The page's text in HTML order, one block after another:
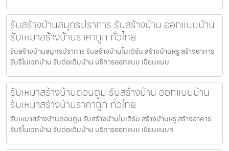
รับสร้างบ้านสมุทรปราการ รับสร้างบ้าน ออกแบบบ้าน
รับเหมาสร้างบ้านราคาถูก ทั่วไทย
รับสร้างบ้านสมุทรปราการ รับสร้างบ้านโมเดิร์น สร้างบ้านหรู สร้างอาคาร
รับรีโนเวทบ้าน รับต่อเติมบ้าน บริการออกแบบ เขียนแบบ
รับเหมาสร้างบ้านดอนตูม รับสร้างบ้าน ออกแบบบ้าน
รับเหมาสร้างบ้านราคาถูก ทั่วไทย
รับเหมาสร้างบ้านดอนตูม รับสร้างบ้านโมเดิร์น สร้างบ้านหรู สร้างอาคาร
รับรีโนเวทบ้าน รับต่อเติมบ้าน บริการออกแบบ เขียนแบบก